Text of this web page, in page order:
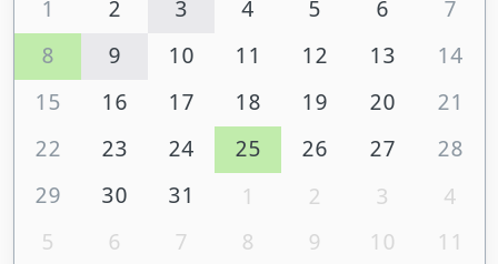
1 2 3 4 5 6
7
8
9 10 11 12 13
14
15
16 17 18 19 20
21
22
23 24 25 26 27
28
29
30 31 1 2 3
4
5
6 7 8 9 10 11